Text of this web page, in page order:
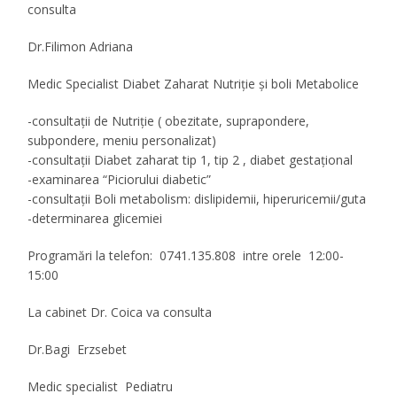
consulta
Dr.Filimon Adriana
Medic Specialist Diabet Zaharat Nutriţie şi boli Metabolice
-consultaţii de Nutriţie ( obezitate, suprapondere,
subpondere, meniu personalizat)
-consultaţii Diabet zaharat tip 1, tip 2 , diabet gestaţional
-examinarea “Piciorului diabetic”
-consultaţii Boli metabolism: dislipidemii, hiperuricemii/guta
-determinarea glicemiei
Programări la telefon:0741.135.808 intre orele 12:00-
15:00
La cabinet Dr. Coica va consulta
Dr.Bagi Erzsebet
Medic specialist Pediatru